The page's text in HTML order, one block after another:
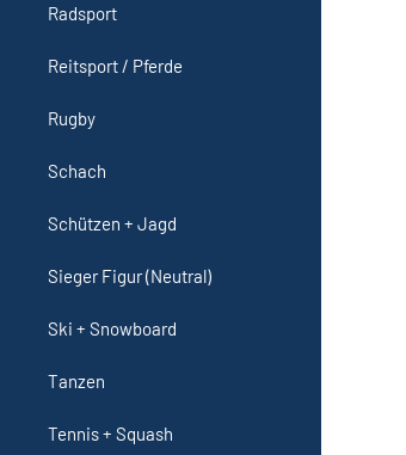
Radsport
Reitsport / Pferde
Rugby
Schach
Schützen + Jagd
Sieger Figur (Neutral)
Ski + Snowboard
Tanzen
Tennis + Squash